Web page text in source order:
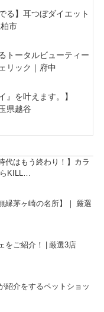
る】耳つぼダイエット
市
トータルビューティー
リック｜府中
』を叶えます。】
県越谷
代はもう終わり！】カラ
KILL…
縁茅ヶ崎の名所】｜ 厳選
をご紹介！ | 厳選3店
紹介をするペットショッ